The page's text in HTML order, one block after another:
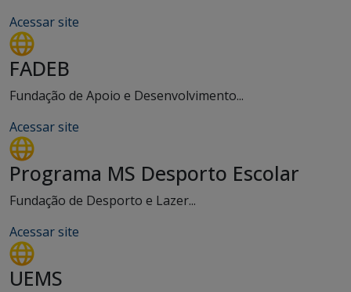
Acessar site
FADEB
Fundação de Apoio e Desenvolvimento...
Acessar site
Programa MS Desporto Escolar
Fundação de Desporto e Lazer...
Acessar site
UEMS